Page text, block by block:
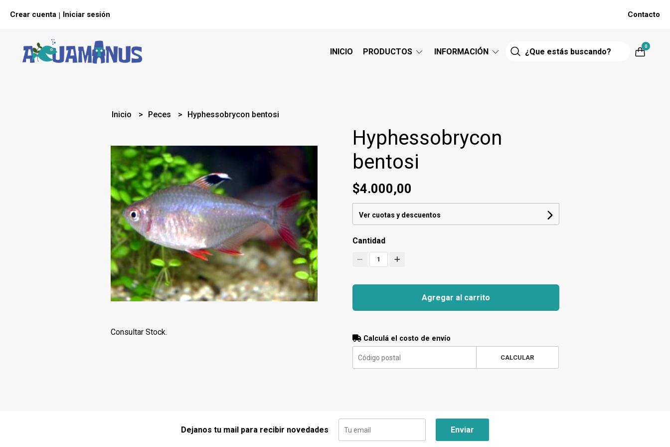
Crear cuenta | Iniciar sesión Contacto
INICIO PRODUCTOS INFORMACIÓN
0
Inicio Peces Hyphessobrycon bentosi
Consultar Stock.
Hyphessobrycon
bentosi
$4.000,00
Ver cuotas y descuentos
Cantidad
1
Agregar al carrito
Calculá el costo de envío
CALCULAR
Dejanos tu mail para recibir novedades Enviar